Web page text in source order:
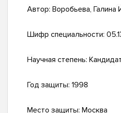
Автор: Воробьева, Галина
Шифр специальности:
Научная степень:
Год защиты: 1998
Место защиты: Москва